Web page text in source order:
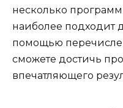
несколько программ
наиболее подходит
помощью
сможете достичь
впечатляющего